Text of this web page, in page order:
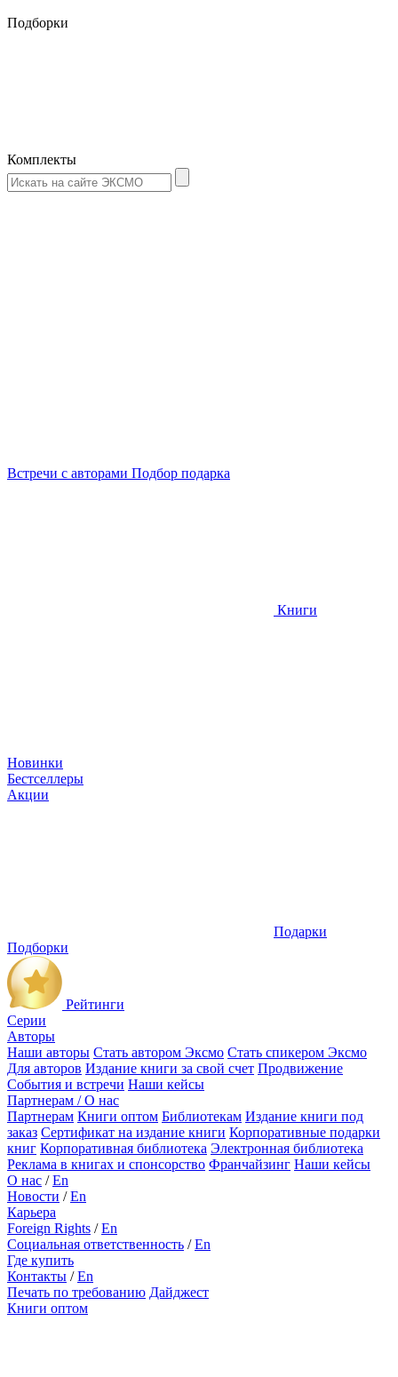
Подборки
Комплекты
Встречи с авторами Подбор подарка
Книги
Новинки
Бестселлеры
Акции
Подарки
Подборки
Рейтинги
Серии
Авторы
Наши авторы Стать автором Эксмо Стать спикером Эксмо
Для авторов Издание книги за свой счет Продвижение
События и встречи Наши кейсы
Партнерам / О нас
Партнерам Книги оптом Библиотекам Издание книги под
заказ Сертификат на издание книги Корпоративные подарки
книг Корпоративная библиотека Электронная библиотека
Реклама в книгах и спонсорство Франчайзинг Наши кейсы
О нас /En
Новости /En
Карьера
Foreign Rights /En
Социальная ответственность /En
Где купить
Контакты /En
Печать по требованию Дайджест
Книги оптом